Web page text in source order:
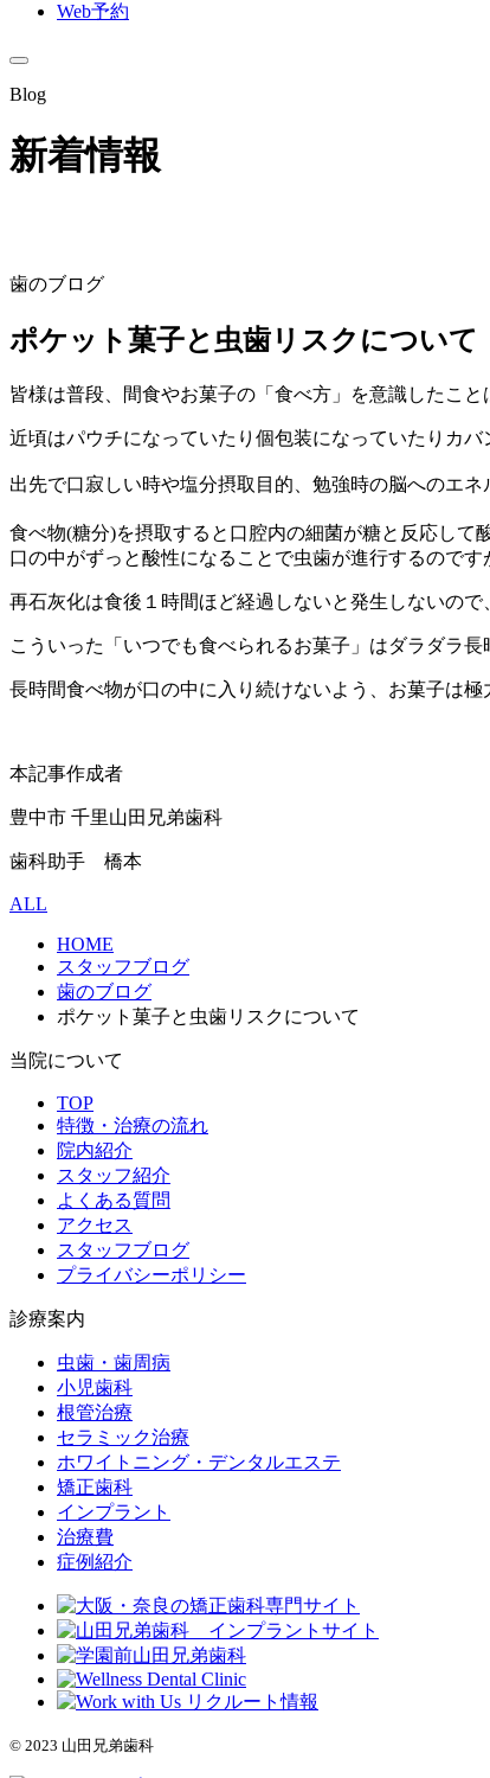
Web予約
Blog
新着情報
歯のブログ
ポケット菓子と虫歯リスクについて
皆様は普段、間食やお菓子の「食べ方」を意識したこと
近頃はパウチになっていたり個包装になっていたりカ
出先で口寂しい時や塩分摂取目的、勉強時の脳へのエ
食べ物(糖分)を摂取すると口腔内の細菌が糖と反応して
口の中がずっと酸性になることで虫歯が進行するので
再石灰化は食後１時間ほど経過しないと発生しないの
こういった「いつでも食べられるお菓子」はダラダラ
長時間食べ物が口の中に入り続けないよう、お菓子は
本記事作成者
豊中市 千里山田兄弟歯科
歯科助手 橋本
ALL
HOME
スタッフブログ
歯のブログ
ポケット菓子と虫歯リスクについて
当院について
TOP
特徴・治療の流れ
院内紹介
スタッフ紹介
よくある質問
アクセス
スタッフブログ
プライバシーポリシー
診療案内
虫歯・歯周病
小児歯科
根管治療
セラミック治療
ホワイトニング・デンタルエステ
矯正歯科
インプラント
治療費
症例紹介
© 2023 山田兄弟歯科